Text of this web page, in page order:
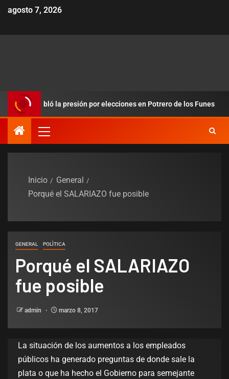
agosto 7, 2026
la presión por elecciones en Potrero de los Funes
Inicio
General
Porqué el SALARIAZO fue posible
GENERAL POLÌTICA
Porqué el SALARIAZO
fue posible
admin marzo 8, 2017
La situación de los aumentos a los empleados
públicos ha generado preguntas de donde sale la
plata o que ha hecho el Gobierno para semejante